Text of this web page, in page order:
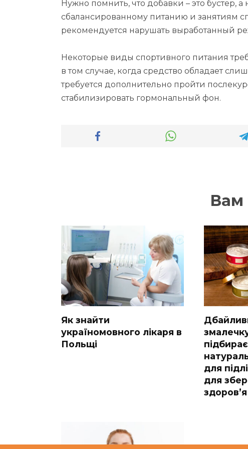
Нужно помнить, что добавки – это бустер,
сбалансированному питанию и занятиям
рекомендуется нарушать выработанный
Некоторые виды спортивного питания
в том случае, когда средство обладает
требуется дополнительно пройти
стабилизировать гормональный фон.
Вам
Як знайти
україномовного лікаря в
Польщі
для
для